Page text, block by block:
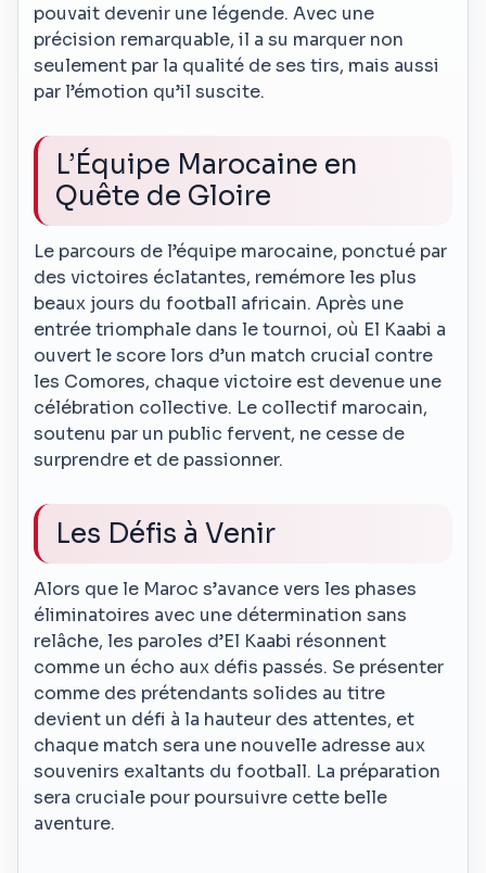
pouvait devenir une légende. Avec une
précision remarquable, il a su marquer non
seulement par la qualité de ses tirs, mais aussi
par l’émotion qu’il suscite.
L’Équipe Marocaine en
Quête de Gloire
Le parcours de l’équipe marocaine, ponctué par
des victoires éclatantes, remémore les plus
beaux jours du football africain. Après une
entrée triomphale dans le tournoi, où El Kaabi a
ouvert le score lors d’un match crucial contre
les Comores, chaque victoire est devenue une
célébration collective. Le collectif marocain,
soutenu par un public fervent, ne cesse de
surprendre et de passionner.
Les Défis à Venir
Alors que le Maroc s’avance vers les phases
éliminatoires avec une détermination sans
relâche, les paroles d’El Kaabi résonnent
comme un écho aux défis passés. Se présenter
comme des prétendants solides au titre
devient un défi à la hauteur des attentes, et
chaque match sera une nouvelle adresse aux
souvenirs exaltants du football. La préparation
sera cruciale pour poursuivre cette belle
aventure.